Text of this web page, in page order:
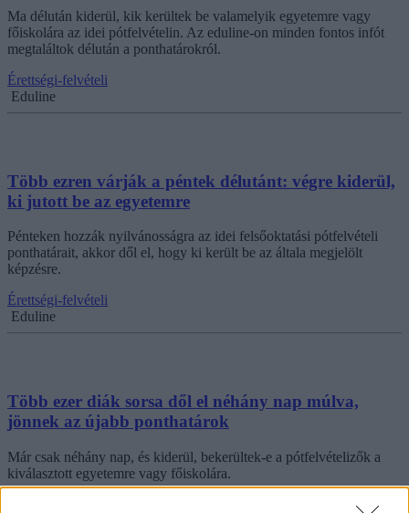
Ma délután kiderül, kik kerültek be valamelyik egyetemre vagy
főiskolára az idei pótfelvételin. Az eduline-on minden fontos infót
megtaláltok délután a ponthatárokról.
Érettségi-felvételi
Eduline
Több ezren várják a péntek délutánt: végre kiderül,
ki jutott be az egyetemre
Pénteken hozzák nyilvánosságra az idei felsőoktatási pótfelvételi
ponthatárait, akkor dől el, hogy ki került be az általa megjelölt
képzésre.
Érettségi-felvételi
Eduline
Több ezer diák sorsa dől el néhány nap múlva,
jönnek az újabb ponthatárok
Már csak néhány nap, és kiderül, bekerültek-e a pótfelvételizők a
kiválasztott egyetemre vagy főiskolára.